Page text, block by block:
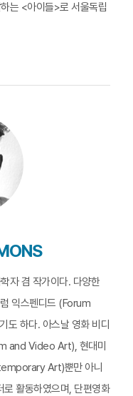
는 <아이들>로 서울독립
자 겸 작가이다. 다양한
익스펜디드 (Forum
도 하다. 아스날 영화 비디
and Video Art), 현대미
Art)뿐만 아니
활동하였으며, 단편영화